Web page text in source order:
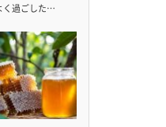
く過ごした…